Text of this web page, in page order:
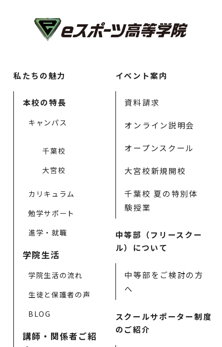
私たちの魅力
本校の特長
キャンパス
千葉校
大宮校
カリキュラム
勉学サポート
進学・就職
学院生活
学院生活の流れ
生徒と保護者の声
BLOG
講師・関係者ご紹
イベント案内
資料請求
オンライン説明会
オープンスクール
大宮校新規開校
千葉校 夏の特別体
験授業
中等部（フリースクー
ル）について
中等部をご検討の方
へ
スクールサポーター制度
のご紹介